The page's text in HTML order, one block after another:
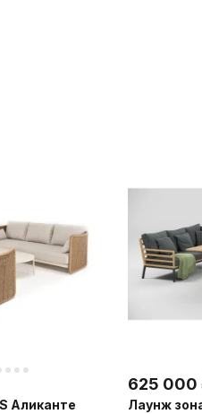
Аликанте
625 000
Лаунж